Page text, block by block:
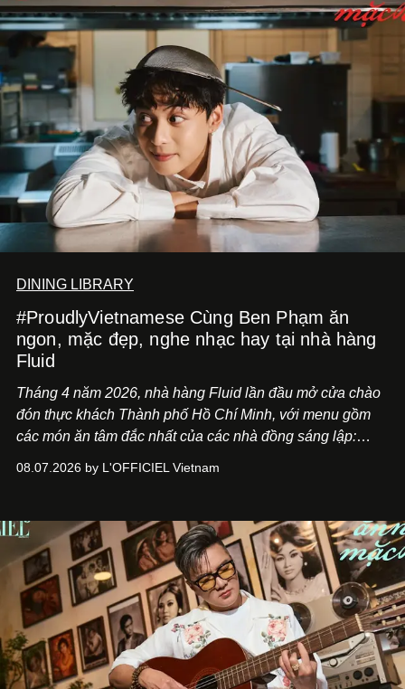
DINING LIBRARY
#ProudlyVietnamese Cùng Ben Phạm ăn
ngon, mặc đẹp, nghe nhạc hay tại nhà hàng
Fluid
Tháng 4 năm 2026, nhà hàng Fluid lần đầu mở cửa chào
đón thực khách Thành phố Hồ Chí Minh, với menu gồm
các món ăn tâm đắc nhất của các nhà đồng sáng lập:
món ăn đa dạng từ Á đến Âu nhanh chóng được yêu thích
mang đến niềm vui cho thực khách.
08.07.2026 by L'OFFICIEL Vietnam